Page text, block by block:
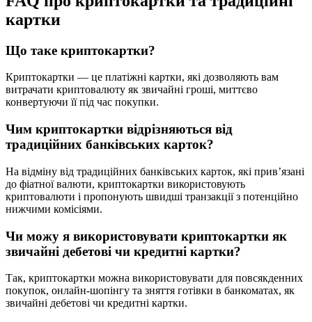
картки
Що таке криптокартки?
Криптокартки — це платіжні картки, які дозволяють вам
витрачати криптовалюту як звичайні гроші, миттєво
конвертуючи її під час покупки.
Чим криптокартки відрізняються від
традиційних банківських карток?
На відміну від традиційних банківських карток, які прив’язані
до фіатної валюти, криптокартки використовують
криптовалюти і пропонують швидші транзакції з потенційно
нижчими комісіями.
Чи можу я використовувати криптокартки як
звичайні дебетові чи кредитні картки?
Так, криптокартки можна використовувати для повсякденних
покупок, онлайн-шопінгу та зняття готівки в банкоматах, як
звичайні дебетові чи кредитні картки.